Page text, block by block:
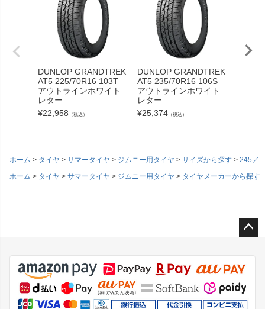
DUNLOP GRANDTREK
AT5 225/70R16 103T
アウトラインホワイト
レター
¥22,958 （税込）
DUNLOP GRANDTREK
AT5 235/70R16 106S
アウトラインホワイト
レター
¥25,374 （税込）
ホーム タイヤ サマータイヤ ジムニー用タイヤ サイズから探す
245／
ホーム
タイヤ サマータイヤ ジムニー用タイヤ タイヤメーカーから探す
ジト
ップ
へ